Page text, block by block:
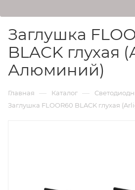
Заглушка
BLACK глухая
Алюминий)
Главная — Каталог —
Заглушка FLOOR60 BLACK глухая